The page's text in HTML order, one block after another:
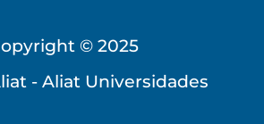
© 2025
- Aliat Universidades
Virtual